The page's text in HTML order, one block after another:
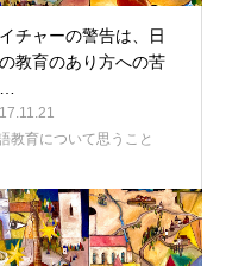
チャーの警告は、日
教育のあり方への苦
教育について思うこと